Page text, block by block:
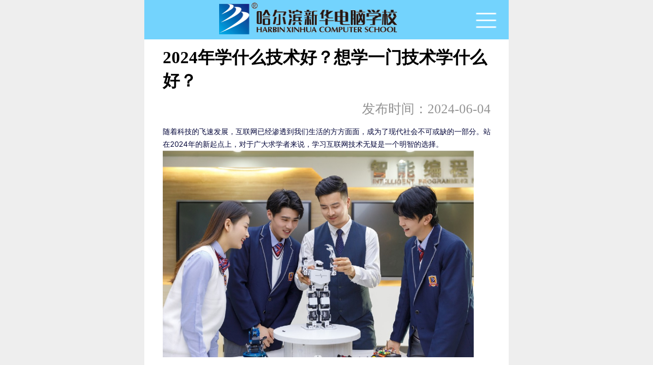
2024年学什么技术好？想学一门技术学什么
好？
发布时间： 2024-06-04
随着科技的飞速发展，互联网已经渗透到我们生活的方方面面，成为了现代社会不可或缺的一部分。站
在2024年的新起点上，对于广大求学者来说，学习互联网技术无疑是一个明智的选择。